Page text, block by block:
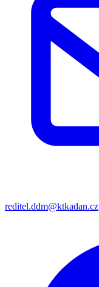
reditel.ddm@ktkadan.cz